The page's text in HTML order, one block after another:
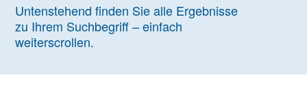
Untenstehend finden Sie alle Ergebnisse
zu Ihrem Suchbegriff – einfach
weiterscrollen.